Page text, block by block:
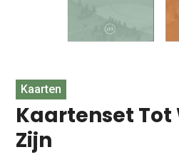
Kaarten
Kaartenset Tot
Zijn